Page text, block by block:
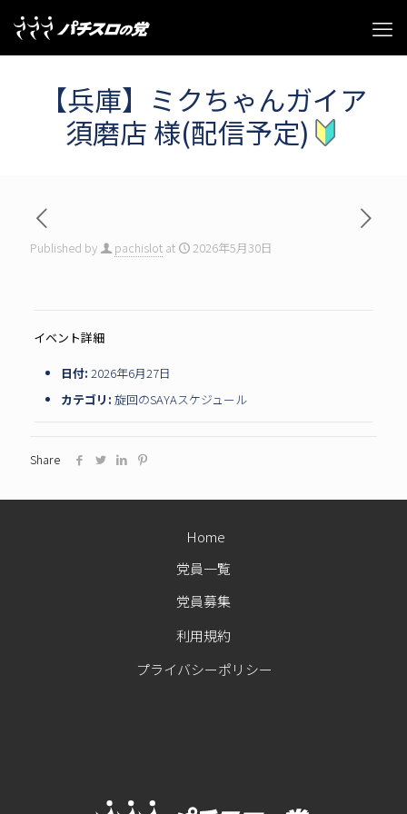
【兵庫】ミクちゃんガイア
須磨店 様(配信予定)
Published by pachislot at 2026年5月30日
イベント詳細
日付: 2026年6月27日
カテゴリ: 旋回のSAYAスケジュール
Share
党員一覧
党員募集
利用規約
Home
プライバシーポリシー